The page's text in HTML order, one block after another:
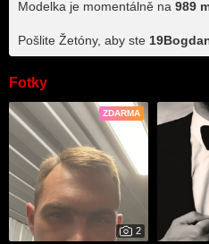
Modelka je momentálně na 989
Pošlite Žetóny, aby ste
Fotky
ZDARMA
2